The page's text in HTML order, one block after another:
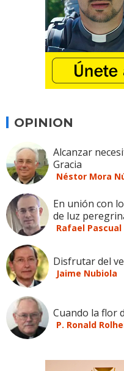
OPINION
Alcanzar
Gracia
Néstor Mora
En unión con
de luz
Rafael Pascual
Disfrutar del
Jaime Nubiola
Cuando la flor
P. Ronald